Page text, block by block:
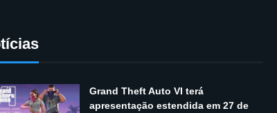
Grand Theft Auto VI terá
apresentação estendida em 27 de